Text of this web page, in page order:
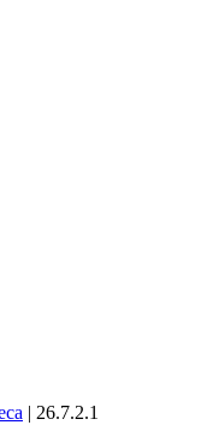
| 26.7.2.1